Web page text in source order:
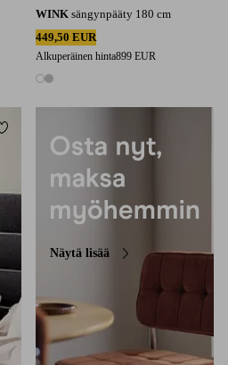
WINK sängynpääty 180 cm
449,50 EUR
Alkuperäinen hinta899 EUR
2 värejä
Lisää suosikkeihin
Näytä lisää